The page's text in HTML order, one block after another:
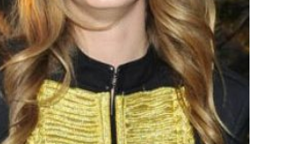
трансгендеры
ГЕЙ-АЛЬЯНС УКРАИНА Июл 27, 2017 0